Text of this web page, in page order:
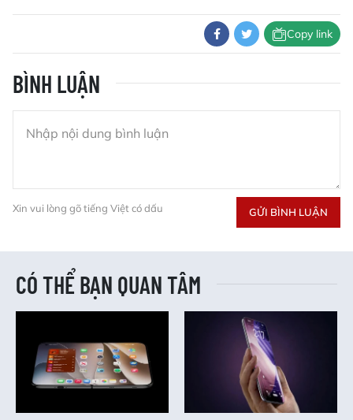
Copy link
BÌNH LUẬN
Xin vui lòng gõ tiếng Việt có dấu GỬI BÌNH LUẬN
CÓ THỂ BẠN QUAN TÂM